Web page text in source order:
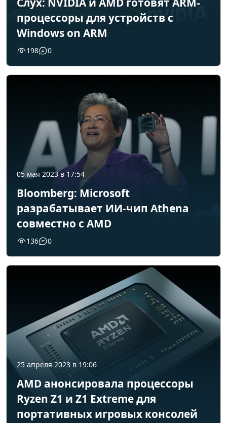
процессоры для устройств с
Windows on ARM
198 0
05 мая 2023 в 17:54
Bloomberg: Microsoft
разрабатывает ИИ-чип Athena
совместно с AMD
136 0
25 апреля 2023 в 19:06
AMD анонсировала процессоры
Ryzen Z1 и Z1 Extreme для
портативных игровых консолей